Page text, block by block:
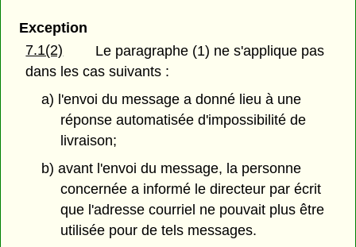
Exception
7.1(2)
Le paragraphe (1) ne s'applique pas
dans les cas suivants :
a) l'envoi du message a donné lieu à une
réponse automatisée d'impossibilité de
livraison;
b) avant l'envoi du message, la personne
concernée a informé le directeur par écrit
que l'adresse courriel ne pouvait plus être
utilisée pour de tels messages.